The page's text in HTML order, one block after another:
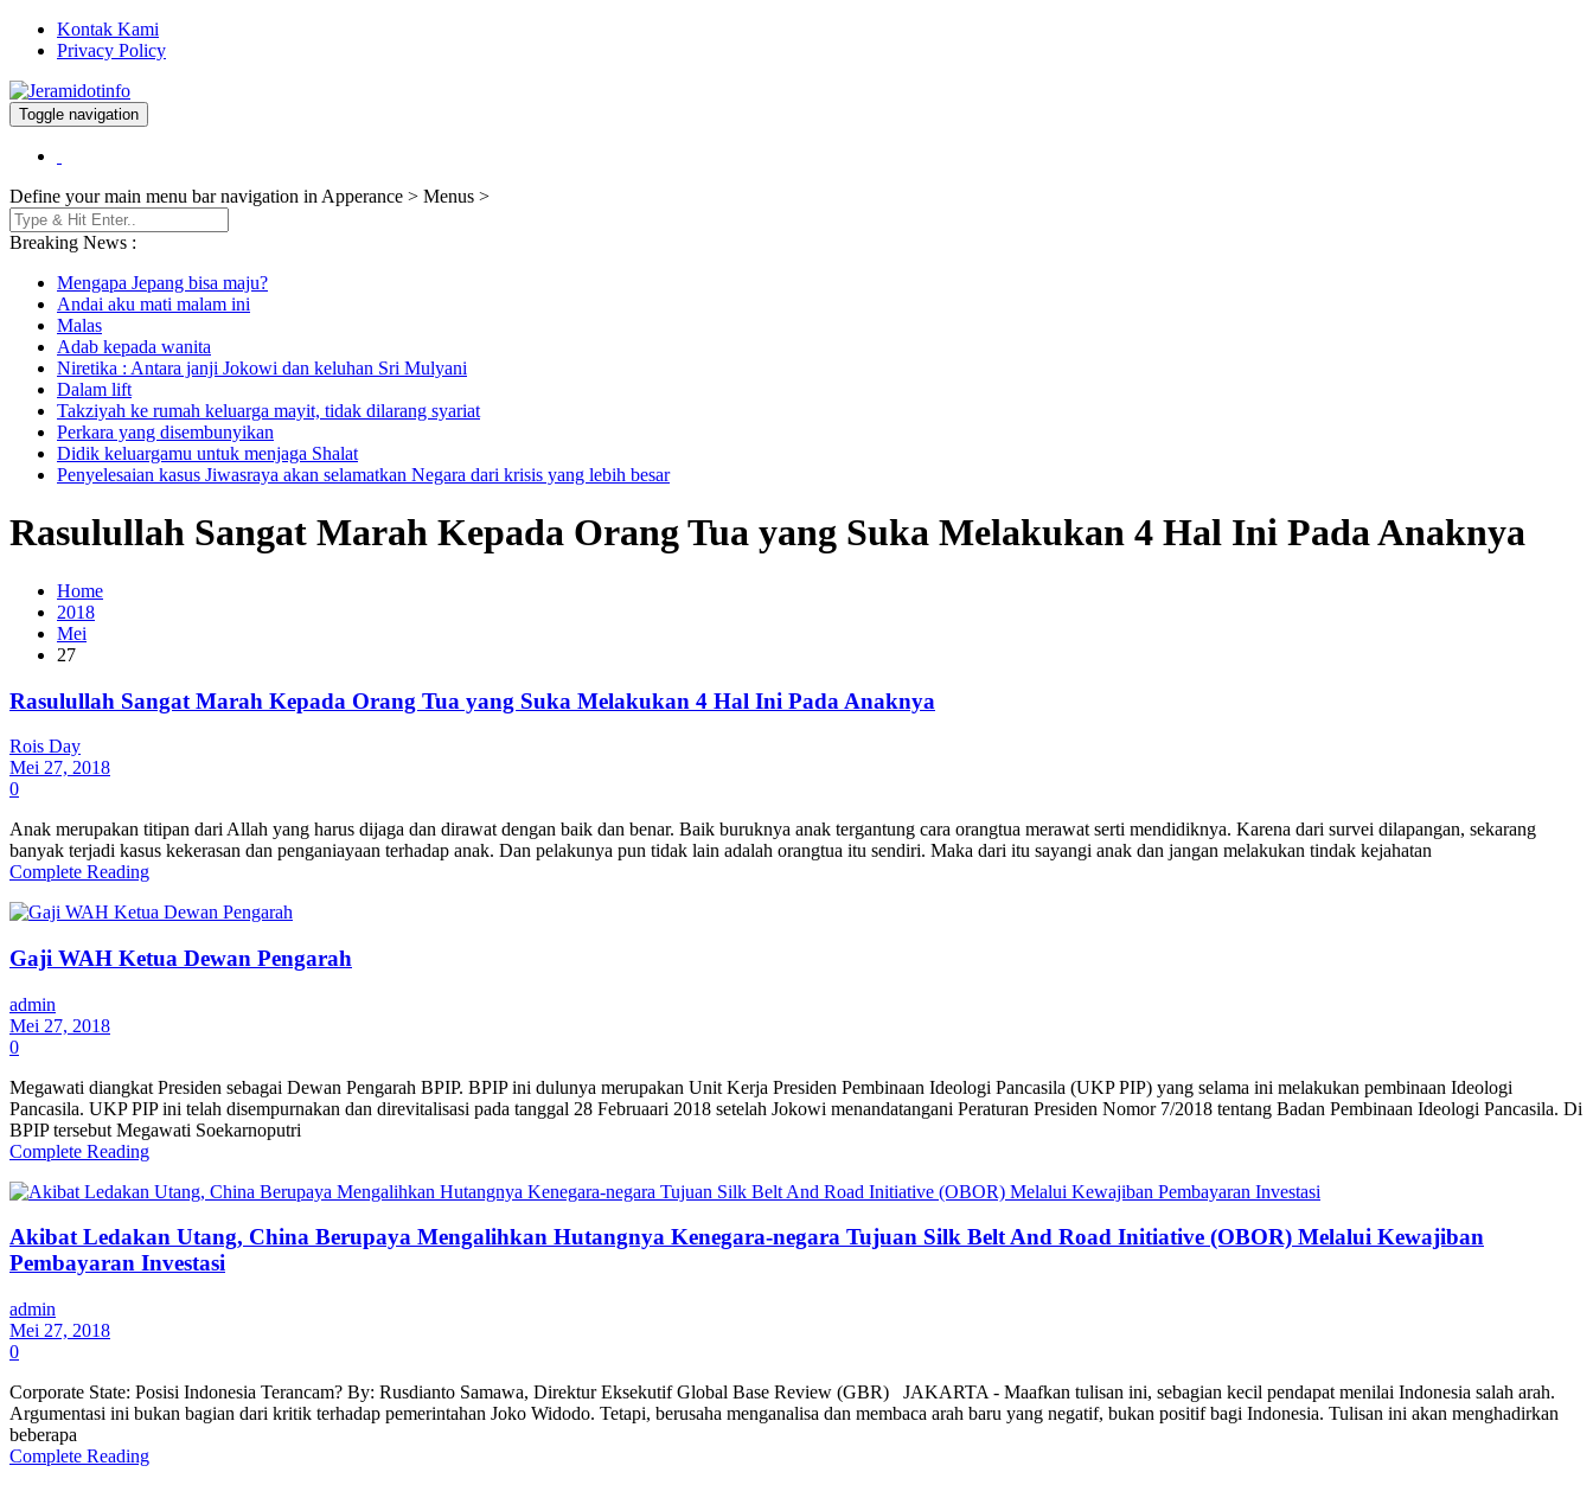
Kontak Kami
Privacy Policy
Jeramidotinfo
Berita dan Informasi Terkini
Toggle navigation
Define your main menu bar navigation in Apperance > Menus >
Breaking News :
Mengapa Jepang bisa maju?
Andai aku mati malam ini
Malas
Adab kepada wanita
Niretika : Antara janji Jokowi dan keluhan Sri Mulyani
Dalam lift
Takziyah ke rumah keluarga mayit, tidak dilarang syariat
Perkara yang disembunyikan
Didik keluargamu untuk menjaga Shalat
Penyelesaian kasus Jiwasraya akan selamatkan Negara dari krisis yang lebih besar
Rasulullah Sangat Marah Kepada Orang Tua yang Suka Melakukan 4 Hal Ini Pada Anaknya
Home
2018
Mei
27
Rasulullah Sangat Marah Kepada Orang Tua yang Suka Melakukan 4 Hal Ini Pada Anaknya
Rois Day
Mei 27, 2018
0
Anak merupakan titipan dari Allah yang harus dijaga dan dirawat dengan baik dan benar. Baik buruknya anak tergantung cara orangtua merawat serti mendidiknya. Karena dari survei dilapangan, sekarang
banyak terjadi kasus kekerasan dan penganiayaan terhadap anak. Dan pelakunya pun tidak lain adalah orangtua itu sendiri. Maka dari itu sayangi anak dan jangan melakukan tindak kejahatan
Complete Reading
Gaji WAH Ketua Dewan Pengarah
admin
Mei 27, 2018
0
Megawati diangkat Presiden sebagai Dewan Pengarah BPIP. BPIP ini dulunya merupakan Unit Kerja Presiden Pembinaan Ideologi Pancasila (UKP PIP) yang selama ini melakukan pembinaan Ideologi
Pancasila. UKP PIP ini telah disempurnakan dan direvitalisasi pada tanggal 28 Februaari 2018 setelah Jokowi menandatangani Peraturan Presiden Nomor 7/2018 tentang Badan Pembinaan Ideologi Pancasila. Di
BPIP tersebut Megawati Soekarnoputri
Complete Reading
Akibat Ledakan Utang, China Berupaya Mengalihkan Hutangnya Kenegara-negara Tujuan Silk Belt And Road Initiative (OBOR) Melalui Kewajiban
Pembayaran Investasi
admin
Mei 27, 2018
0
Corporate State: Posisi Indonesia Terancam? By: Rusdianto Samawa, Direktur Eksekutif Global Base Review (GBR) JAKARTA - Maafkan tulisan ini, sebagian kecil pendapat menilai Indonesia salah arah.
Argumentasi ini bukan bagian dari kritik terhadap pemerintahan Joko Widodo. Tetapi, berusaha menganalisa dan membaca arah baru yang negatif, bukan positif bagi Indonesia. Tulisan ini akan menghadirkan
beberapa
Complete Reading